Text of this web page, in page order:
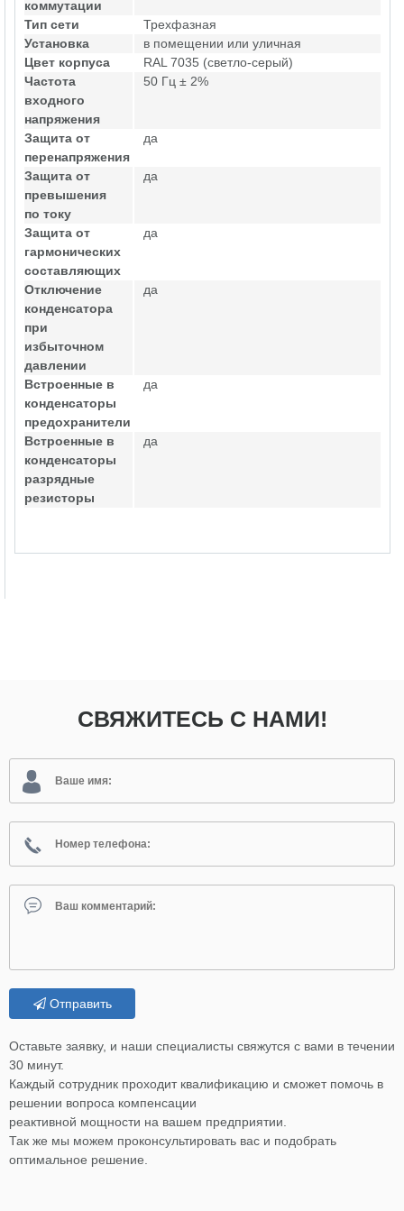
коммутации
Тип сети
Трехфазная
Установка
в помещении или уличная
Цвет корпуса
RAL 7035 (светло-серый)
Частота
входного
напряжения
50 Гц ± 2%
Защита от
перенапряжения
да
Защита от
превышения
по току
да
Защита от
гармонических
составляющих
да
Отключение
конденсатора
при
избыточном
давлении
да
Встроенные в
конденсаторы
предохранители
да
Встроенные в
конденсаторы
разрядные
резисторы
да
СВЯЖИТЕСЬ С НАМИ!
Отправить
Оставьте заявку, и наши специалисты свяжутся с вами в течении
30 минут.
Каждый сотрудник проходит квалификацию и сможет помочь в
решении вопроса компенсации
реактивной мощности на вашем предприятии.
Так же мы можем проконсультировать вас и подобрать
оптимальное решение.